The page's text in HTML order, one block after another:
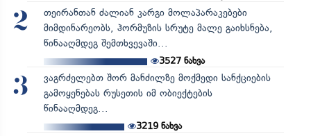
2
თეირანთან ძალიან კარგი მოლაპარაკებები
მიმდინარეობს, ჰორმუზის სრუტე მალე გაიხსნება,
წინააღმდეგ შემთხვევაში...
3527ნახვა
3
ვაგრძელებთ შორ მანძილზე მოქმედი სანქციების
გამოყენებას რუსეთის იმ ობიექტების
წინააღმდეგ...
3219ნახვა